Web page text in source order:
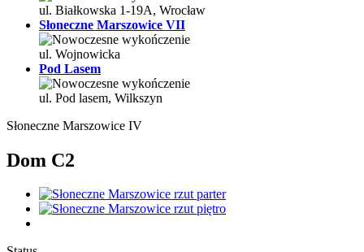
ul. Białkowska 1-19A, Wrocław
Słoneczne Marszowice VII
ul. Wojnowicka
Pod Lasem
ul. Pod lasem, Wilkszyn
Słoneczne Marszowice IV
Dom C2